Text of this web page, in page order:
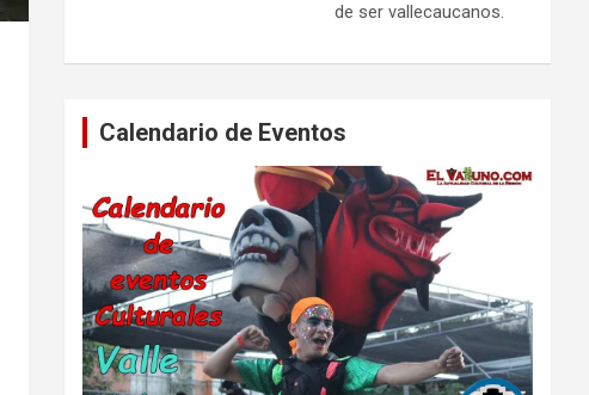
de ser vallecaucanos.
Calendario de Eventos